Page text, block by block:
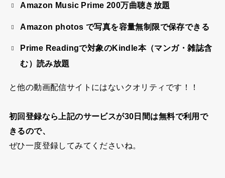
Amazon Music Prime 200万曲聴き放題
Amazon photos で写真を容量無制限で保存できる
Prime Readingで対象のKindle本（マンガ・雑誌含
む）読み放題
と他の動画配信サイトにはないクオリティです！！
初回登録なら上記のサービスが30日間は無料で利用で
きるので、
ぜひ一度登録してみてくださいね。